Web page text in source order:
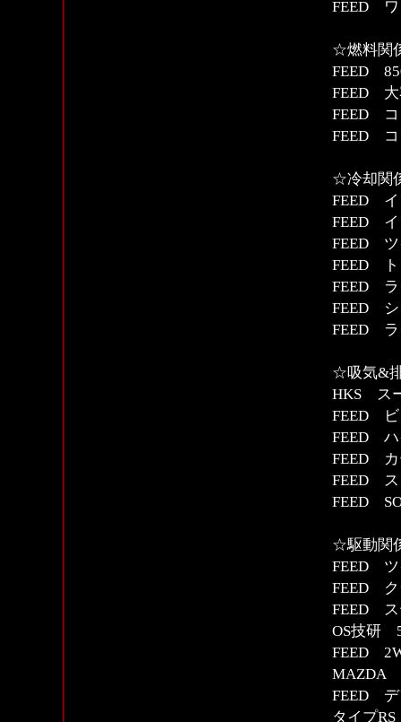
FEED ワ
☆燃料関
FEED
FEED 大
FEED コ
FEED コ
☆冷却関
FEED イ
FEED イ
FEED ツ
FEED ト
FEED ラ
FEED シ
FEED ラ
☆吸気&
HKS ス
FEED ビ
FEED ハ
FEED カ
FEED ス
FEED
☆駆動関
FEED ツ
FEED ク
FEED ス
OS技研
FEED
MAZDA
FEED デ
タイプ